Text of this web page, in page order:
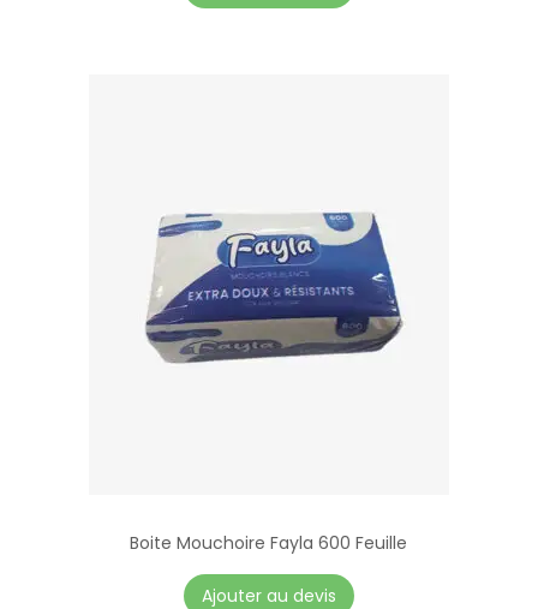
Boite Mouchoire Fayla 600 Feuille
Ajouter au devis